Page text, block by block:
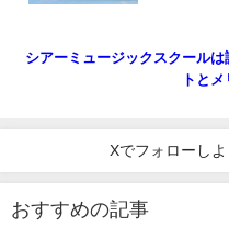
シアーミュージックスクール
トと
Xでフォローしよ
おすすめの記事